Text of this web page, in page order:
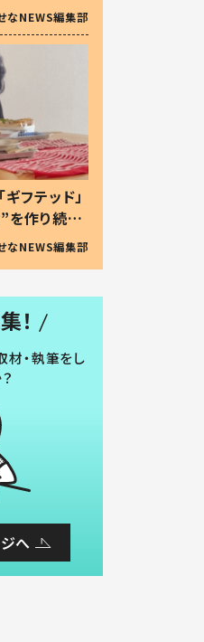
から許
なNEWS編集部
フテッド」
作り続け
令和の子
なNEWS編集部
！
材・執筆をし
へ